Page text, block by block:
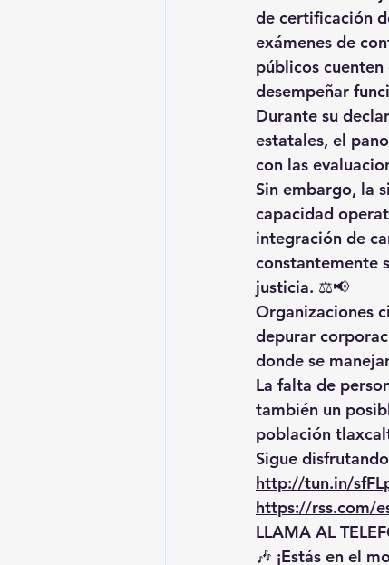
de certificación
exámenes de
públicos
desempeñar
Durante su
estatales, el
con las
Sin embargo, la
capacidad
integración de
constantemente
justicia. ⚖️📢
Organizaciones
depurar
donde se
La falta de
también un
población
Sigue
http://tun.in/
https://rss.com/
LLAMA AL
🎶 ¡Estás en el